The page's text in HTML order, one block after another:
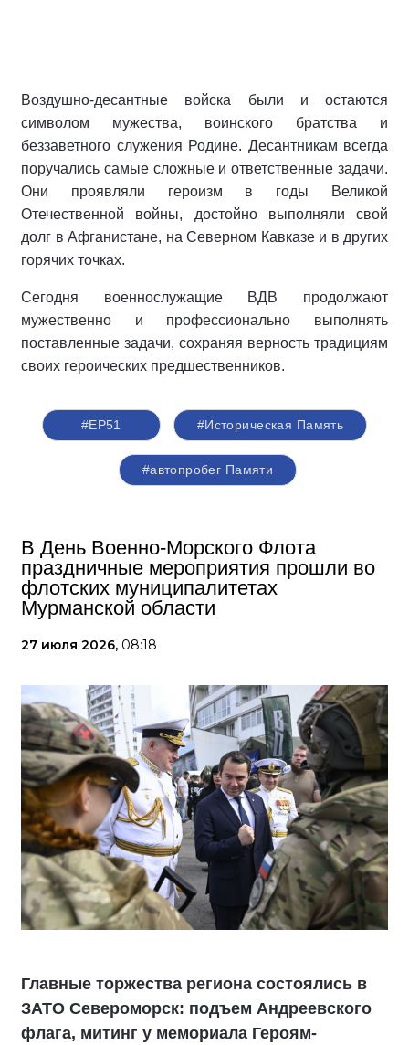
Воздушно-десантные войска были и остаются
символом мужества, воинского братства и
беззаветного служения Родине. Десантникам всегда
поручались самые сложные и ответственные задачи.
Они проявляли героизм в годы Великой
Отечественной войны, достойно выполняли свой
долг в Афганистане, на Северном Кавказе и в других
горячих точках.
Сегодня военнослужащие ВДВ продолжают
мужественно и профессионально выполнять
поставленные задачи, сохраняя верность традициям
своих героических предшественников.
#ЕР51 #Историческая Память
#автопробег Памяти
В День Военно-Морского Флота
праздничные мероприятия прошли во
флотских муниципалитетах
Мурманской области
27 июля 2026, 08:18
Главные торжества региона состоялись в
ЗАТО Североморск: подъем Андреевского
флага, митинг у мемориала Героям-